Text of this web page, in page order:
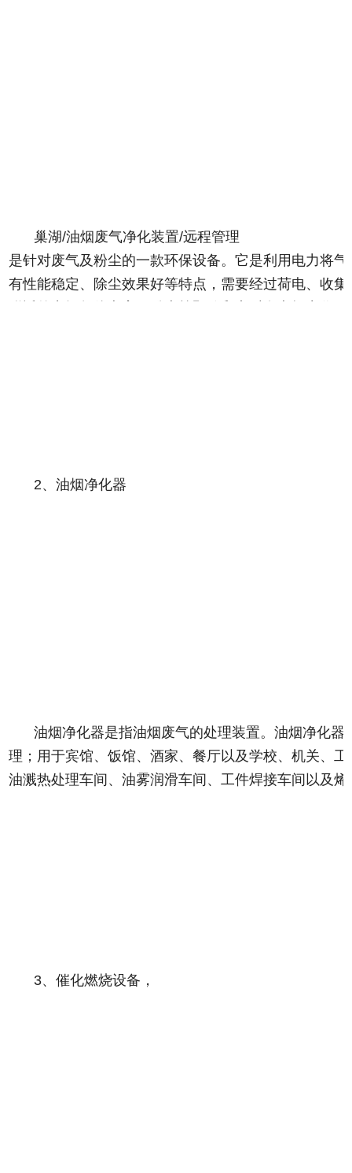
巢湖/油烟废气净化装置/远程管理
是针对废气及粉尘的一款环保设备。它是利用电力将
有性能稳定、除尘效果好等特点，需要经过荷电、收
2、油烟净化器
油烟净化器是指油烟废气的处理装置。油烟净化
理；用于宾馆、饭馆、酒家、餐厅以及学校、机关、
油溅热处理车间、油雾润滑车间、工件焊接车间以及
3、催化燃烧设备，